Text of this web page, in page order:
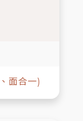
面合一)